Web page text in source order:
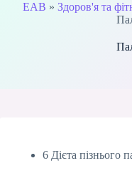
EAB » Здоров'я та
6 Дієта пізнього